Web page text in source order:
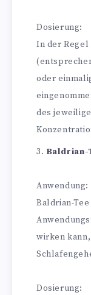
Dosierung:
In der Regel
oder
des
Baldrian-
Anwendung:
Baldrian-
wirken
Dosierung: